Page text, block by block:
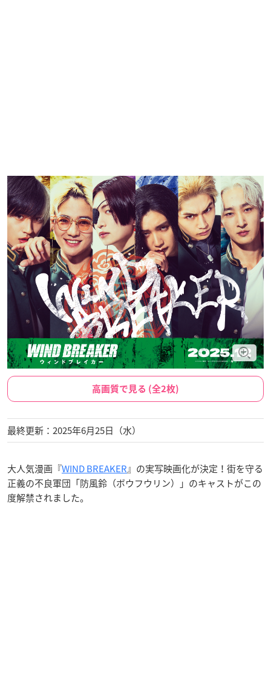
高画質で見る (全2枚)
最終更新：2025年6月25日（水）
大人気漫画『WIND BREAKER』の実写映画化が決定！街を守る
正義の不良軍団「防風鈴（ボウフウリン）」のキャストがこの
度解禁されました。